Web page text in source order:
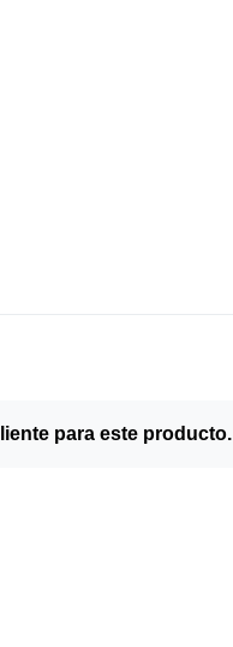
para este producto.